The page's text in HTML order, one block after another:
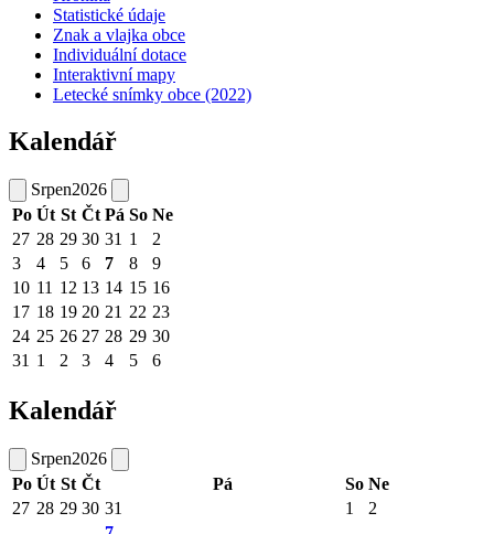
Statistické údaje
Znak a vlajka obce
Individuální dotace
Interaktivní mapy
Letecké snímky obce (2022)
Kalendář
Srpen2026
Po Út St Čt Pá So Ne
27 28 29 30 31 1
2
3
4 5 6 7 8
9
10 11 12 13 14 15 16
17 18 19 20 21 22 23
24 25 26 27 28 29 30
31 1 2 3 4 5 6
Kalendář
Srpen2026
Po Út St Čt Pá So Ne
27 28 29 30 31 1 2